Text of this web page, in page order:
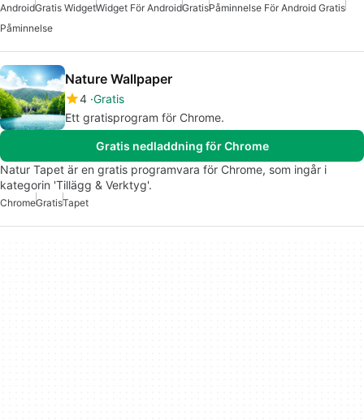
AndroidGratis WidgetWidget För AndroidGratisPåminnelse För Android Gratis
Påminnelse
Nature Wallpaper
4 Gratis
Ett gratisprogram för Chrome.
Gratis nedladdning för Chrome
Natur Tapet är en gratis programvara för Chrome, som ingår i
kategorin 'Tillägg & Verktyg'.
ChromeGratisTapet